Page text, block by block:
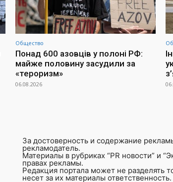
Общество
Понад 600 азовців у полоні РФ:
майже половину засудили за
«тероризм»
06.08.2026
За достоверность и содержание
рекламодатель.
Материалы в рубриках “PR новости” и
правах рекламы.
Редакция портала может не разделять
несет за их материалы